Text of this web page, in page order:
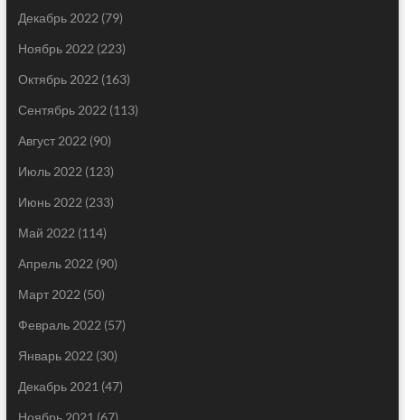
Декабрь 2022 (79)
Ноябрь 2022 (223)
Октябрь 2022 (163)
Сентябрь 2022 (113)
Август 2022 (90)
Июль 2022 (123)
Июнь 2022 (233)
Май 2022 (114)
Апрель 2022 (90)
Март 2022 (50)
Февраль 2022 (57)
Январь 2022 (30)
Декабрь 2021 (47)